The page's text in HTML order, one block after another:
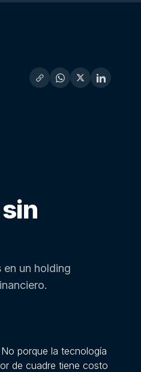
un holding
porque la tecnología
de cuadre tiene costo